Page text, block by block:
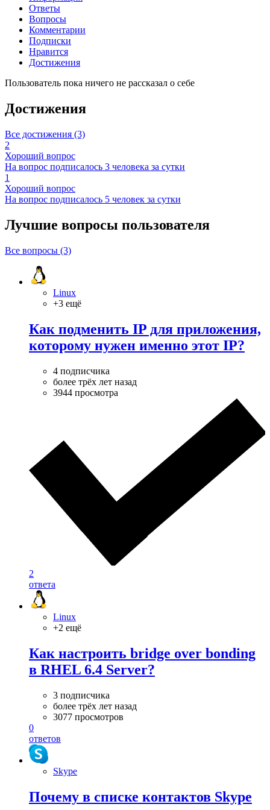
Ответы
Вопросы
Комментарии
Подписки
Нравится
Достижения
Пользователь пока ничего не рассказал о себе
Достижения
Все достижения (3)
2
Хороший вопрос
На вопрос подписалось 3 человека за сутки
1
Хороший вопрос
На вопрос подписалось 5 человек за сутки
Лучшие вопросы пользователя
Все вопросы (3)
Linux
+3 ещё
Как подменить IP для приложения,
которому нужен именно этот IP?
4 подписчика
более трёх лет назад
3944 просмотра
2
ответа
Linux
+2 ещё
Как настроить bridge over bonding
в RHEL 6.4 Server?
3 подписчика
более трёх лет назад
3077 просмотров
0
ответов
Skype
Почему в списке контактов Skype